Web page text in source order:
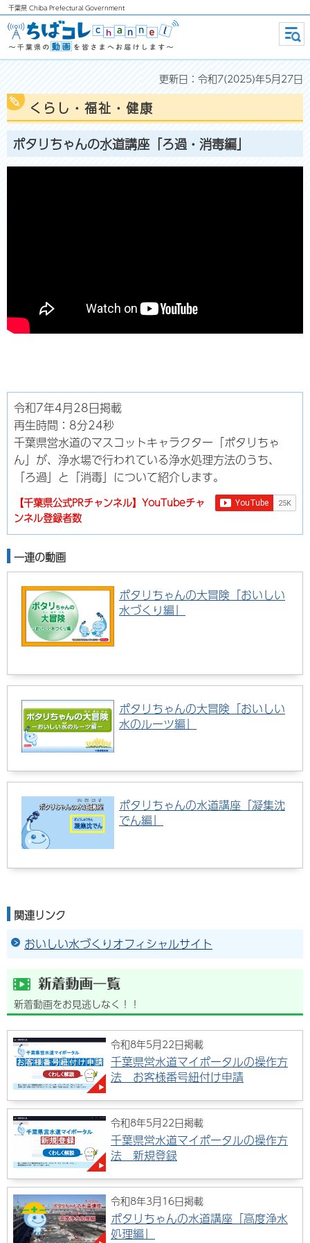
千葉県 Chiba Prefectural Government
ちばコレchannel ～千葉県の動画
を皆さまへお届けします～
メニ
ュー
更新日：令和7(2025)年5月27日
くらし・福祉・健康
ポタリちゃんの水道講座「ろ過・消毒編」
令和7年4月28日掲載
再生時間：8分24秒
千葉県営水道のマスコットキャラクター「ポタリちゃ
ん」が、浄水場で行われている浄水処理方法のうち、
「ろ過」と「消毒」について紹介します。
【千葉県公式PRチャンネル】YouTubeチャ
ンネル登録者数
一連の動画
ポタリちゃんの大冒険「おいしい
水づくり編」
ポタリちゃんの大冒険「おいしい
水のルーツ編」
ポタリちゃんの水道講座「凝集沈
でん編」
関連リンク
おいしい水づくりオフィシャルサイト
新着動画をお見逃しなく！！
令和8年5月22日掲載
千葉県営水道マイポータルの操作方
法 お客様番号紐付け申請
令和8年5月22日掲載
千葉県営水道マイポータルの操作方
法 新規登録
令和8年3月16日掲載
ポタリちゃんの水道講座「高度浄水
処理編」